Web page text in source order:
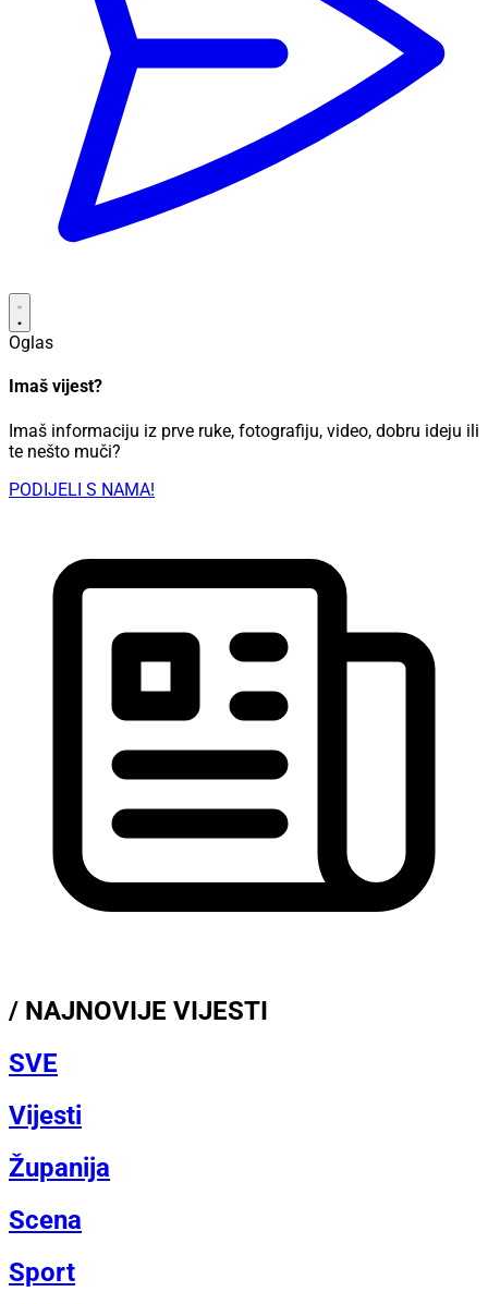
Oglas
Imaš vijest?
Imaš informaciju iz prve ruke, fotografiju, video, dobru ideju ili
te nešto muči?
PODIJELI S NAMA!
/ NAJNOVIJE VIJESTI
SVE
Vijesti
Županija
Scena
Sport